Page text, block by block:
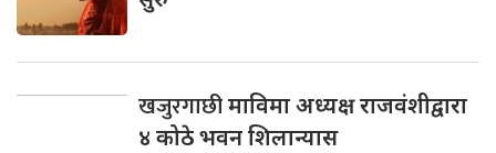
खजुरगाछीमाविमा अध्यक्ष राजवंशीद्वारा
४ कोठे भवन शिलान्यास